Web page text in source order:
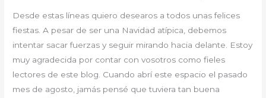
Desde estas líneas quiero desearos a todos unas felices
fiestas. A pesar de ser una Navidad atípica, debemos
intentar sacar fuerzas y seguir mirando hacia delante. Estoy
muy agradecida por contar con vosotros como fieles
lectores de este blog. Cuando abrí este espacio el pasado
mes de agosto, jamás pensé que tuviera tan buena